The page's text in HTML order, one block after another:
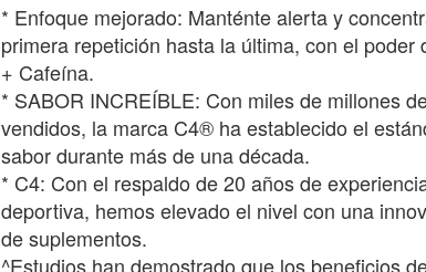
* Enfoque mejorado: Manténte alerta y
primera repetición hasta la última, con el poder
+ Cafeína.
* SABOR INCREÍBLE: Con miles de millones
vendidos, la marca C4® ha establecido el
sabor durante más de una década.
* C4: Con el respaldo de 20 años de
deportiva, hemos elevado el nivel con una
de suplementos.
^Estudios han demostrado que los beneficios